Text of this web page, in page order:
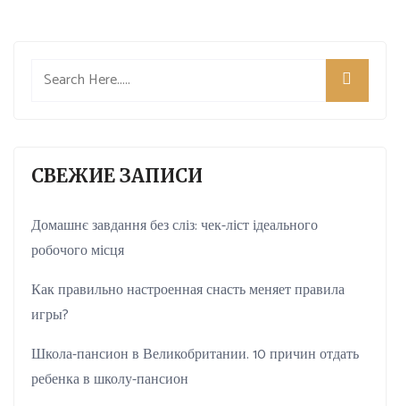
СВЕЖИЕ ЗАПИСИ
Домашнє завдання без сліз: чек-ліст ідеального
робочого місця
Как правильно настроенная снасть меняет правила
игры?
Школа-пансион в Великобритании. 10 причин отдать
ребенка в школу-пансион